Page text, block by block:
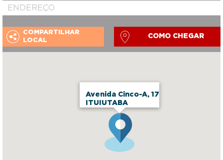
Avenida Cinco-A, 17
ITUIUTABA
COMPARTILHAR
LOCAL
COMO CHEGAR